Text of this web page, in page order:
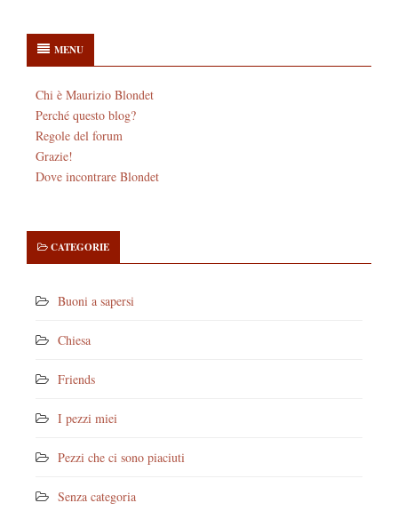
MENU
Chi è Maurizio Blondet
Perché questo blog?
Regole del forum
Grazie!
Dove incontrare Blondet
CATEGORIE
Buoni a sapersi
Chiesa
Friends
I pezzi miei
Pezzi che ci sono piaciuti
Senza categoria